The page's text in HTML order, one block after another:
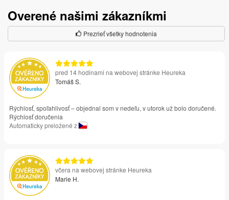
Overené našimi zákazníkmi
Prezrieť všetky hodnotenia
pred 14 hodinami na webovej stránke Heureka
Tomáš S.
Rýchlosť, spoľahlivosť – objednal som v nedeľu, v utorok už bolo doručené.
Rýchlosť doručenia
Automaticky preložené z
včera na webovej stránke Heureka
Marie H.